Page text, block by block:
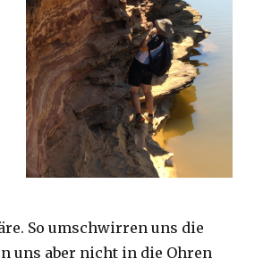
So umschwirren uns die
uns aber nicht in die Ohren